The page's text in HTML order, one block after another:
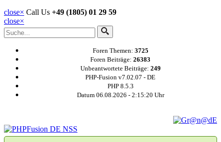
close× Call Us +49 (1805) 01 29 59
close×
Foren Themen: 3725
Foren Beiträge: 26383
Unbeantwortete Beiträge: 249
PHP-Fusion v7.02.07 - DE
PHP 8.5.3
Datum 06.08.2026 - 2:15:20 Uhr